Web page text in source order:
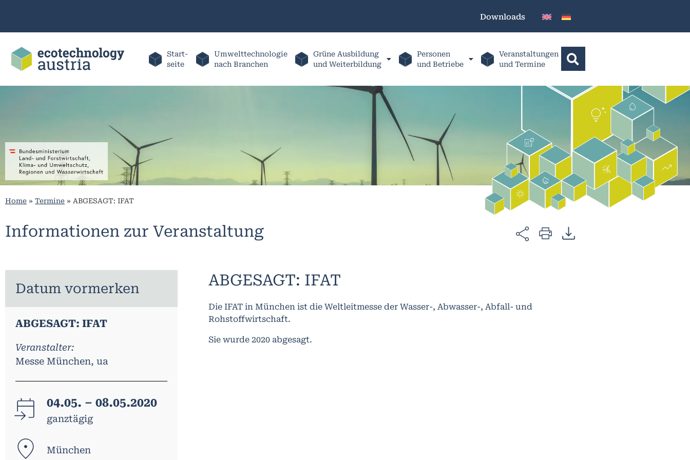
Downloads
Start-
seite
Umwelttechnologie
nach Branchen
Grüne Ausbildung
und Weiterbildung
Personen
und Betriebe
Veranstaltungen
und Termine
Home » Termine » ABGESAGT: IFAT
Informationen zur Veranstaltung
Datum vormerken
ABGESAGT: IFAT
Veranstalter:
Messe München, ua
04.05. – 08.05.2020
ganztägig
München
ABGESAGT: IFAT
Die IFAT in München ist die Weltleitmesse der Wasser-, Abwasser-, Abfall- und
Rohstoffwirtschaft.
Sie wurde 2020 abgesagt.